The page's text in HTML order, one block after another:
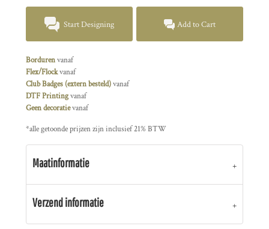
Start Designing Add to Cart
Bordurenvanaf
Flex/Flockvanaf
Club Badges (extern besteld)vanaf
DTF Printingvanaf
Geen decoratievanaf
*alle getoonde prijzen zijn inclusief 21% BTW
Maatinformatie
Verzend informatie